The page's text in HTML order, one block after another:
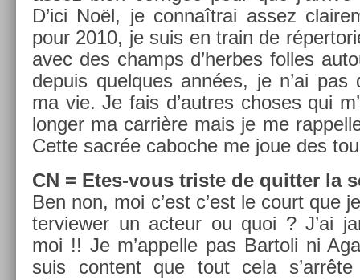
D’ici Noël, je connaîtrai assez
pour 2010, je suis en train de
avec des champs d’her­bes fol­les
de­puis quel­ques années, je n’ai
ma vie. Je fais d’aut­res choses qui
long­er ma carrière mais je me
Cette sacrée caboc­he me joue des
CN = Etes-vous tri­ste de quitt­er la
Ben non, moi c’est c’est le court que
ter­view­er un ac­teur ou quoi ? J’ai
moi !! Je m’ap­pelle pas Bar­toli ni
suis con­tent que tout cela